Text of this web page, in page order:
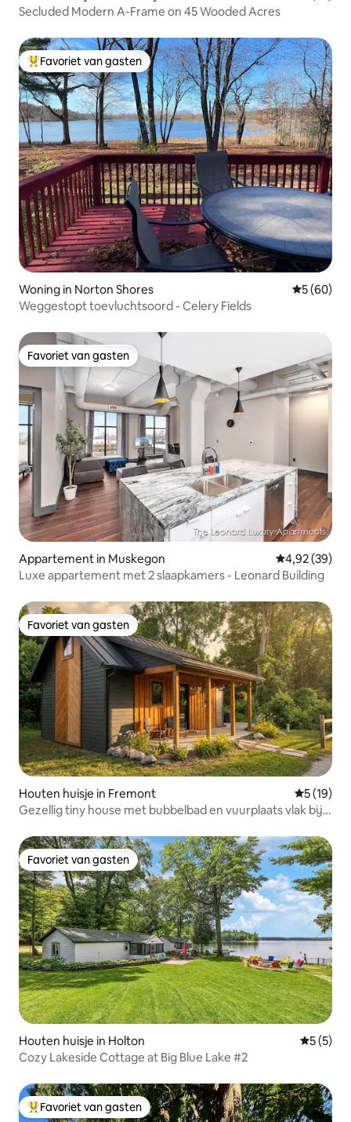
Secluded Modern A-Frame on 45 Wooded Acres
Topfavoriet van gasten
Favoriet van gasten
Woning in Norton Shores
5 (60)
Weggestopt toevluchtsoord - Celery Fields
Favoriet van gasten
Favoriet van gasten
Appartement in Muskegon Gemiddelde
4,92 (39)
Luxe appartement met 2 slaapkamers - Leonard Building
Favoriet van gasten
Favoriet van gasten
Houten huisje in Fremont
5 (19)
Gezellig tiny house met bubbelbad en vuurplaats vlak bij
Favoriet van gasten
Favoriet van gasten
Houten huisje in Holton
5 (5)
Cozy Lakeside Cottage at Big Blue Lake #2
Topfavoriet van gasten
Favoriet van gasten